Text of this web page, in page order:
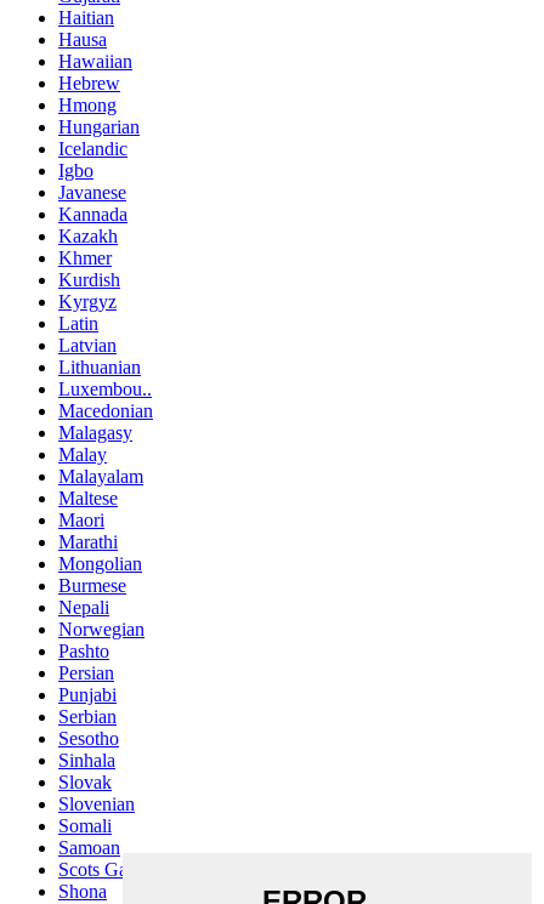
Haitian
Hausa
Hawaiian
Hebrew
Hmong
Hungarian
Icelandic
Igbo
Javanese
Kannada
Kazakh
Khmer
Kurdish
Kyrgyz
Latin
Latvian
Lithuanian
Luxembou..
Macedonian
Malagasy
Malay
Malayalam
Maltese
Maori
Marathi
Mongolian
Burmese
Nepali
Norwegian
Pashto
Persian
Punjabi
Serbian
Sesotho
Sinhala
Slovak
Slovenian
Somali
Samoan
Scots Gaelic
Shona